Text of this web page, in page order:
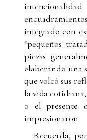
integrado con
“pequeños
piezas
elaborando una
que volcó sus
la vida cotidiana,
o el presente
impresionaron.
Recuerda,